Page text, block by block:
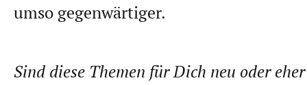
umso gegenwärtiger.
Sind diese Themen für Dich neu oder